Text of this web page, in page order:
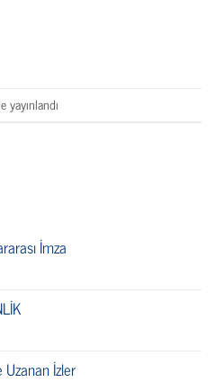
yayınlandı
İmza
İzler